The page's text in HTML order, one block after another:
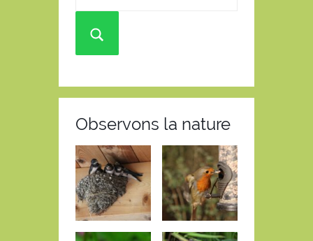
Observons la nature